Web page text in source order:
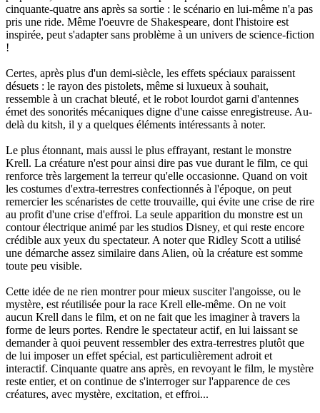
cinquante-quatre ans après sa sortie : le scénario en lui-même n'a pas
pris une ride. Même l'oeuvre de Shakespeare, dont l'histoire est
inspirée, peut s'adapter sans problème à un univers de science-fiction
!
Certes, après plus d'un demi-siècle, les effets spéciaux paraissent
désuets : le rayon des pistolets, même si luxueux à souhait,
ressemble à un crachat bleuté, et le robot lourdot garni d'antennes
émet des sonorités mécaniques digne d'une caisse enregistreuse. Au-
delà du kitsh, il y a quelques éléments intéressants à noter.
Le plus étonnant, mais aussi le plus effrayant, restant le monstre
Krell. La créature n'est pour ainsi dire pas vue durant le film, ce qui
renforce très largement la terreur qu'elle occasionne. Quand on voit
les costumes d'extra-terrestres confectionnés à l'époque, on peut
remercier les scénaristes de cette trouvaille, qui évite une crise de rire
au profit d'une crise d'effroi. La seule apparition du monstre est un
contour électrique animé par les studios Disney, et qui reste encore
crédible aux yeux du spectateur. A noter que Ridley Scott a utilisé
une démarche assez similaire dans Alien, où la créature est somme
toute peu visible.
Cette idée de ne rien montrer pour mieux susciter l'angoisse, ou le
mystère, est réutilisée pour la race Krell elle-même. On ne voit
aucun Krell dans le film, et on ne fait que les imaginer à travers la
forme de leurs portes. Rendre le spectateur actif, en lui laissant se
demander à quoi peuvent ressembler des extra-terrestres plutôt que
de lui imposer un effet spécial, est particulièrement adroit et
interactif. Cinquante quatre ans après, en revoyant le film, le mystère
reste entier, et on continue de s'interroger sur l'apparence de ces
créatures, avec mystère, excitation, et effroi...